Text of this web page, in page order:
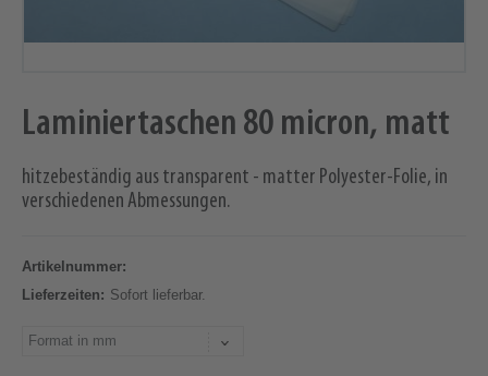
Laminiertaschen 80 micron, matt
hitzebeständig aus transparent - matter Polyester-Folie, in
verschiedenen Abmessungen.
Artikelnummer:
Lieferzeiten: Sofort lieferbar.